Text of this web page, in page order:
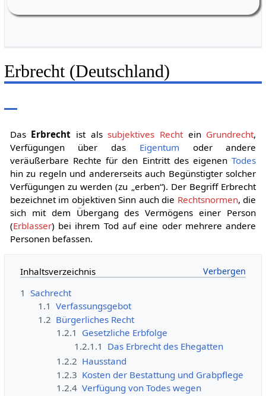
Weiherstr. 16
Erbrecht (Deutschland)
DasErbrecht ist als subjektives Recht einGrundrecht,
Verfügungen über das Eigentumoder andere
veräußerbare Rechte für den Eintritt des eigenenTodes
hin zu regeln und andererseits auch Begünstigter solcher
Verfügungen zu werden (zu „erben“). Der Begriff Erbrecht
bezeichnet im objektiven Sinn auch dieRechtsnormen, die
sich mit dem Übergang des Vermögens einer Person
(Erblasser ) bei ihrem Tod auf eine oder mehrere andere
Sachrecht
1.1 Verfassungsgebot
Bürgerliches Recht
1.2.1 Gesetzliche Erbfolge
1.2.1.1 Das Erbrecht des Ehegatten
1.2.2 Hausstand
1.2.3 Kosten der Bestattung und Grabpflege